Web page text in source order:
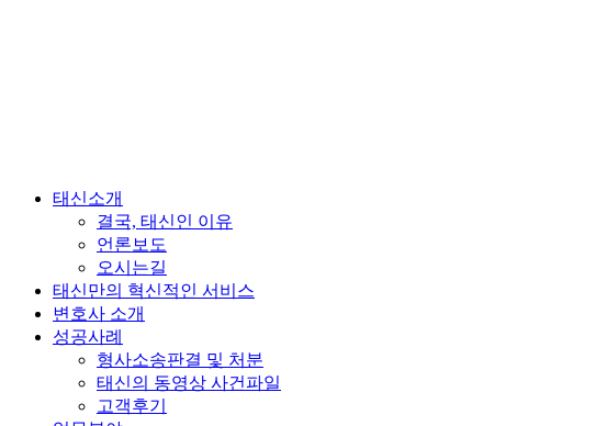
태신소개
결국, 태신인 이유
언론보도
오시는길
태신만의 혁신적인 서비스
변호사 소개
성공사례
형사소송판결 및 처분
태신의 동영상 사건파일
고객후기